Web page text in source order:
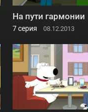
На пути гармонии
7 серия 08.12.2013